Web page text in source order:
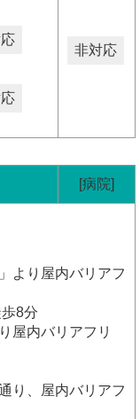
非対応
[病院]
より屋内バリアフ
8分
屋内バリアフリ
り、屋内バリアフ